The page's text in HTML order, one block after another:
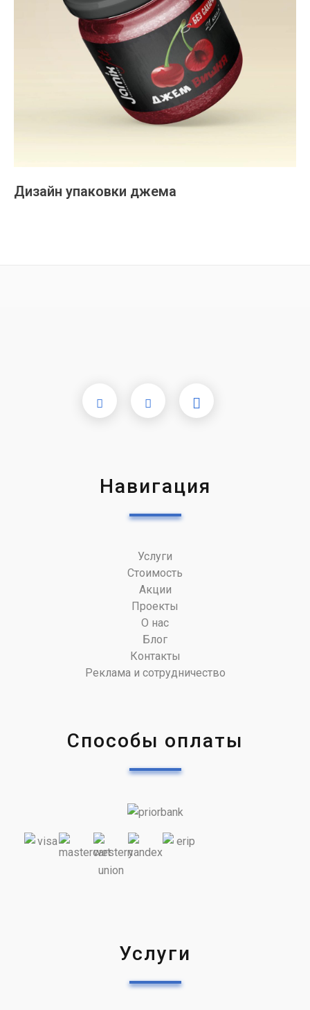
Дизайн упаковки джема
Навигация
Услуги
Стоимость
Акции
Проекты
О нас
Блог
Контакты
Реклама и сотрудничество
Способы оплаты
Услуги